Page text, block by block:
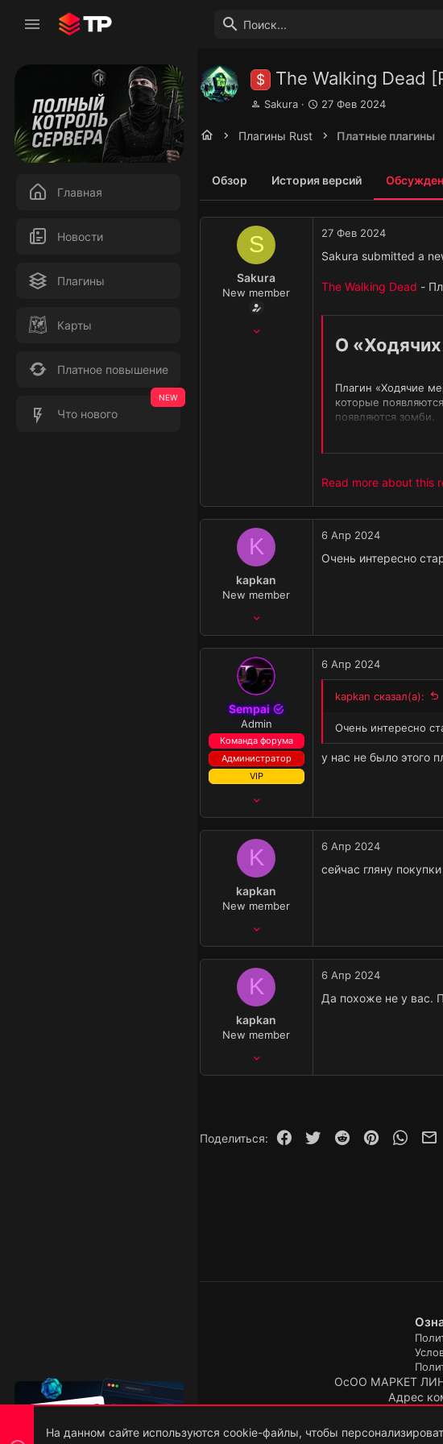
Главная
Новости
Плагины
Карты
Платное повышение
Что нового
$ The Walking Dead
А
т
м
ы
Sakura
Д
т
а
а
л
а
27 Фев 2024
Плагины Rust Платные плагины
Обзор История версий
S
Sakura
New member
27 Фев 2024
Sakura submitted a
The Walking Dead -
О
Плагин «Ходячие
которые
появляются зомби.
Плагин позволяет
Read more about this
K
kapkan
New member
26
6 Апр 2024
Очень интересно
Sempai
Admin
Команда форума
Администратор
VIP
5,406
43,239
6 Апр 2024
kapkan сказал(а):
Очень интересно
у нас не было этого
K
kapkan
New member
26
6 Апр 2024
сейчас гляну
K
kapkan
New member
26
₽
50
6 Апр 2024
Да похоже не у вас.
Поделиться: Facebook
Twitter Reddit Pinterest
ОсОО МАРКЕТ
Адрес
На данном сайте используются cookie-файлы, чтобы